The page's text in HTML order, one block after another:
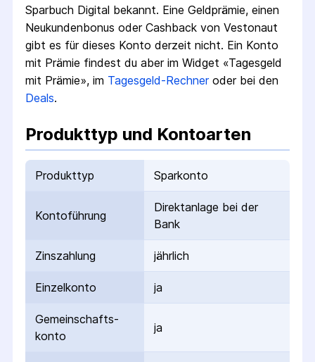
Sparbuch Digital bekannt. Eine Geldprämie, einen
Neukundenbonus oder Cashback von Vestonaut
gibt es für dieses Konto derzeit nicht. Ein Konto
mit Prämie findest du aber im Widget «Tagesgeld
mit Prämie», im Tagesgeld-Rechneroder bei den
Deals.
Produkttyp und Kontoarten
Produkttyp Sparkonto
Kontoführung
Direktanlage bei der
Bank
Zinszahlung jährlich
Einzelkonto ja
Gemeinschafts­
konto
ja